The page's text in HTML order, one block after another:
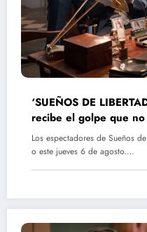
‘SUEÑOS DE
recibe el golpe que
Los espectadores de Sueños
o este jueves 6 de agosto.…